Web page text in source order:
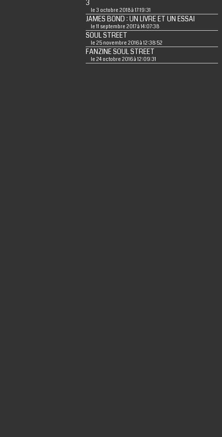
3
le 3 octobre 2018 à 17:19:31
JAMES BOND : UN LIVRE ET UN ESSAI
le 11 septembre 2017 à 14:07:38
SOUL STREET
le 25 novembre 2016 à 12:38:52
FANZINE SOUL STREET
le 24 octobre 2016 à 12:09:31